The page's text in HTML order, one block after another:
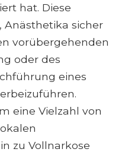
hat. Diese
Anästhetika sicher
vorübergehenden
oder des
eines
eine Vielzahl von
zu Vollnarkose